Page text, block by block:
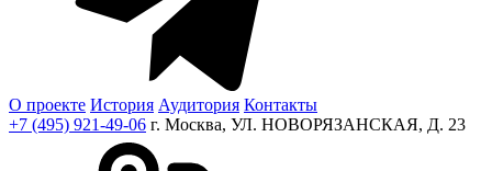
О проекте История Аудитория Контакты
+7 (495) 921-49-06 г. Москва, УЛ. НОВОРЯЗАНСКАЯ, Д. 23